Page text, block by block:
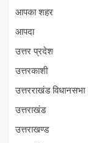
आपका शहर
आपदा
उत्तर प्रदेश
उत्तरकाशी
उत्तरराखंड विधानसभा
उत्तराखंड
उत्तराखण्ड